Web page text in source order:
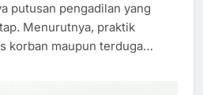
putusan pengadilan yang
Menurutnya, praktik
korban maupun terduga…